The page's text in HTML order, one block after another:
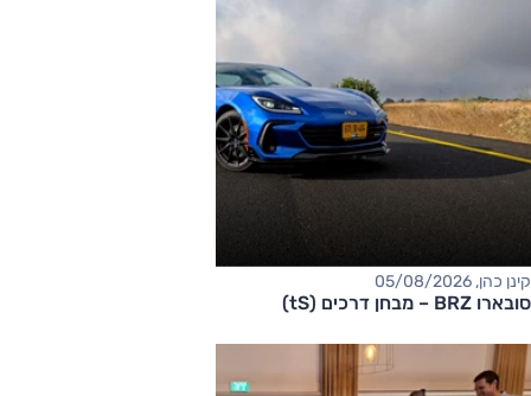
קינן כהן, 05/08/2026
סובארו BRZ – מבחן דרכים (tS)